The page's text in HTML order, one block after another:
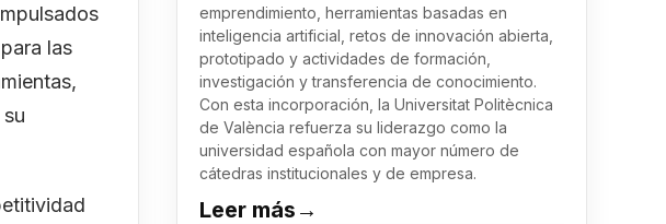
las
emprendimiento, herramientas basadas en
inteligencia artificial, retos de innovación abierta,
prototipado y actividades de formación,
investigación y transferencia de conocimiento.
Con esta incorporación, la Universitat Politècnica
de València refuerza su liderazgo como la
universidad española con mayor número de
cátedras institucionales y de empresa.
Leer más →